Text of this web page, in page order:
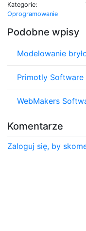
Kategorie:
Oprogramowanie
Podobne wpisy
Modelowanie
Primotly Software
WebMakers
Komentarze
Zaloguj się, by